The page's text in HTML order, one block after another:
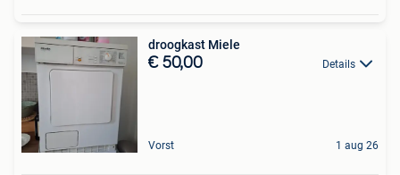
droogkast Miele
€ 50,00 Details
Vorst 1 aug 26